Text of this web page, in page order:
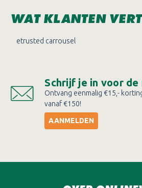
WAT KLANTEN
etrusted carrousel
Schrijf je in voor
Ontvang eenmalig €15,-
vanaf €150!
AANMELDEN